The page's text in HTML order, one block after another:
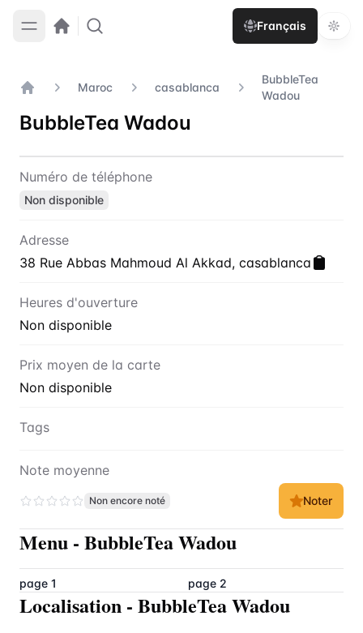
Français
Maroc casablanca
BubbleTea
Wadou
BubbleTea Wadou
Contact BubbleTea Wadou
Numéro de téléphone
Non disponible
Adresse
38 Rue Abbas Mahmoud Al Akkad, casablanca
Heures d'ouverture
Non disponible
Prix moyen de la carte
Non disponible
Tags
Note moyenne
Non encore noté Noter
Menu - BubbleTea Wadou
page 1 page 2
Localisation - BubbleTea Wadou